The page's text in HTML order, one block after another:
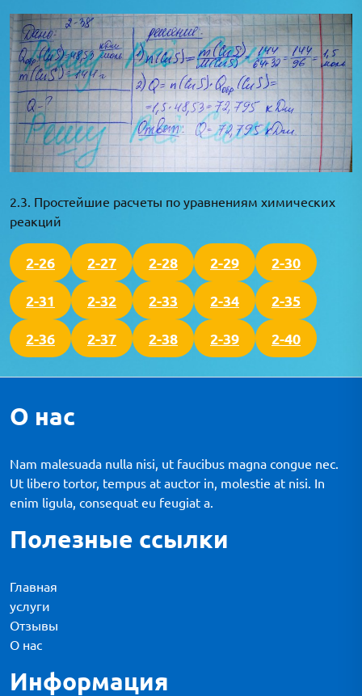
2.3. Простейшие расчеты по уравнениям химических
реакций
2-26 2-27 2-28 2-29 2-30
2-31 2-32 2-33 2-34 2-35
2-36 2-37 2-38 2-39 2-40
О нас
Nam malesuada nulla nisi, ut faucibus magna congue nec.
Ut libero tortor, tempus at auctor in, molestie at nisi. In
enim ligula, consequat eu feugiat a.
Полезные ссылки
Главная
услуги
Отзывы
О нас
Информация